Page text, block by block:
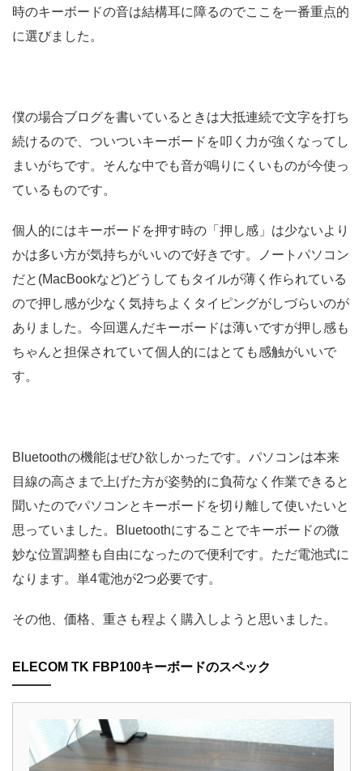
時のキーボードの音は結構耳に障るのでここを一番重点的
に選びました。
僕の場合ブログを書いているときは大抵連続で文字を打ち
続けるので、ついついキーボードを叩く力が強くなってし
まいがちです。そんな中でも音が鳴りにくいものが今使っ
ているものです。
個人的にはキーボードを押す時の「押し感」は少ないより
かは多い方が気持ちがいいので好きです。ノートパソコン
だと(MacBookなど)どうしてもタイルが薄く作られている
ので押し感が少なく気持ちよくタイピングがしづらいのが
ありました。今回選んだキーボードは薄いですが押し感も
ちゃんと担保されていて個人的にはとても感触がいいで
す。
Bluetoothの機能はぜひ欲しかったです。パソコンは本来
目線の高さまで上げた方が姿勢的に負荷なく作業できると
聞いたのでパソコンとキーボードを切り離して使いたいと
思っていました。Bluetoothにすることでキーボードの微
妙な位置調整も自由になったので便利です。ただ電池式に
なります。単4電池が2つ必要です。
その他、価格、重さも程よく購入しようと思いました。
ELECOM TK FBP100キーボードのスペック